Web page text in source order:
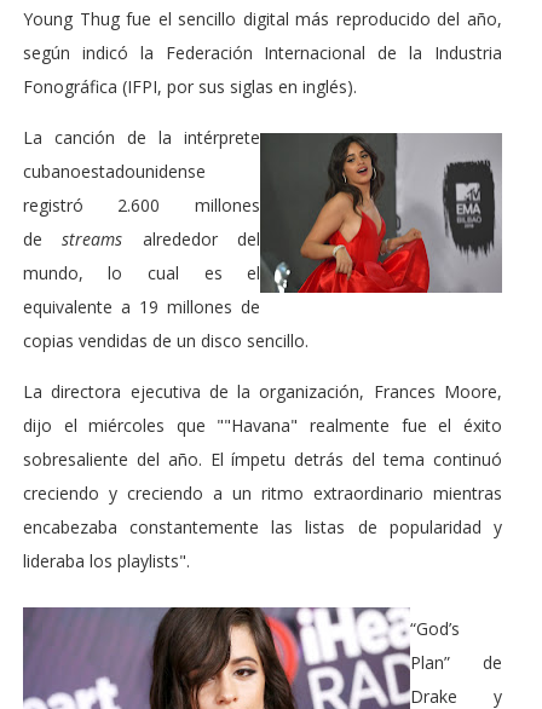
Young Thug fue el sencillo digital más reproducido del año,
según indicó la Federación Internacional de la Industria
Fonográfica (IFPI, por sus siglas en inglés).
La canción de la intérprete
cubanoestadounidense
registró 2.600 millones
destreams alrededor del
mundo, lo cual es el
equivalente a 19 millones de
copias vendidas de un disco sencillo.
La directora ejecutiva de la organización, Frances Moore,
dijo el miércoles que ""Havana" realmente fue el éxito
sobresaliente del año. El ímpetu detrás del tema continuó
creciendo y creciendo a un ritmo extraordinario mientras
encabezaba constantemente las listas de popularidad y
lideraba los playlists".
“God’s
Plan” de
Drake y